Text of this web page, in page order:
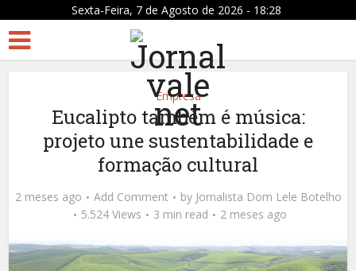
Sexta-Feira, 7 de Agosto de 2026 - 18:28
Empresa
Eucalipto também é música:
projeto une sustentabilidade e
formação cultural
2 meses ago Add Comment by Jornalista Dom Lele Botelho
5.524 Views
3 min read 2 meses ago